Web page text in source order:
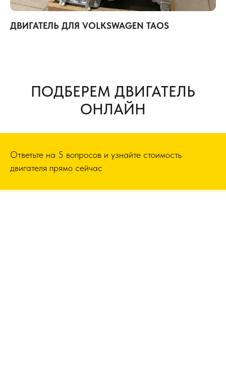
ДВИГАТЕЛЬ ДЛЯ VOLKSWAGEN TAOS
ПОДБЕРЕМ ДВИГАТЕЛЬ
ОНЛАЙН
Ответьте на 5 вопросов и узнайте стоимость
двигателя прямо сейчас